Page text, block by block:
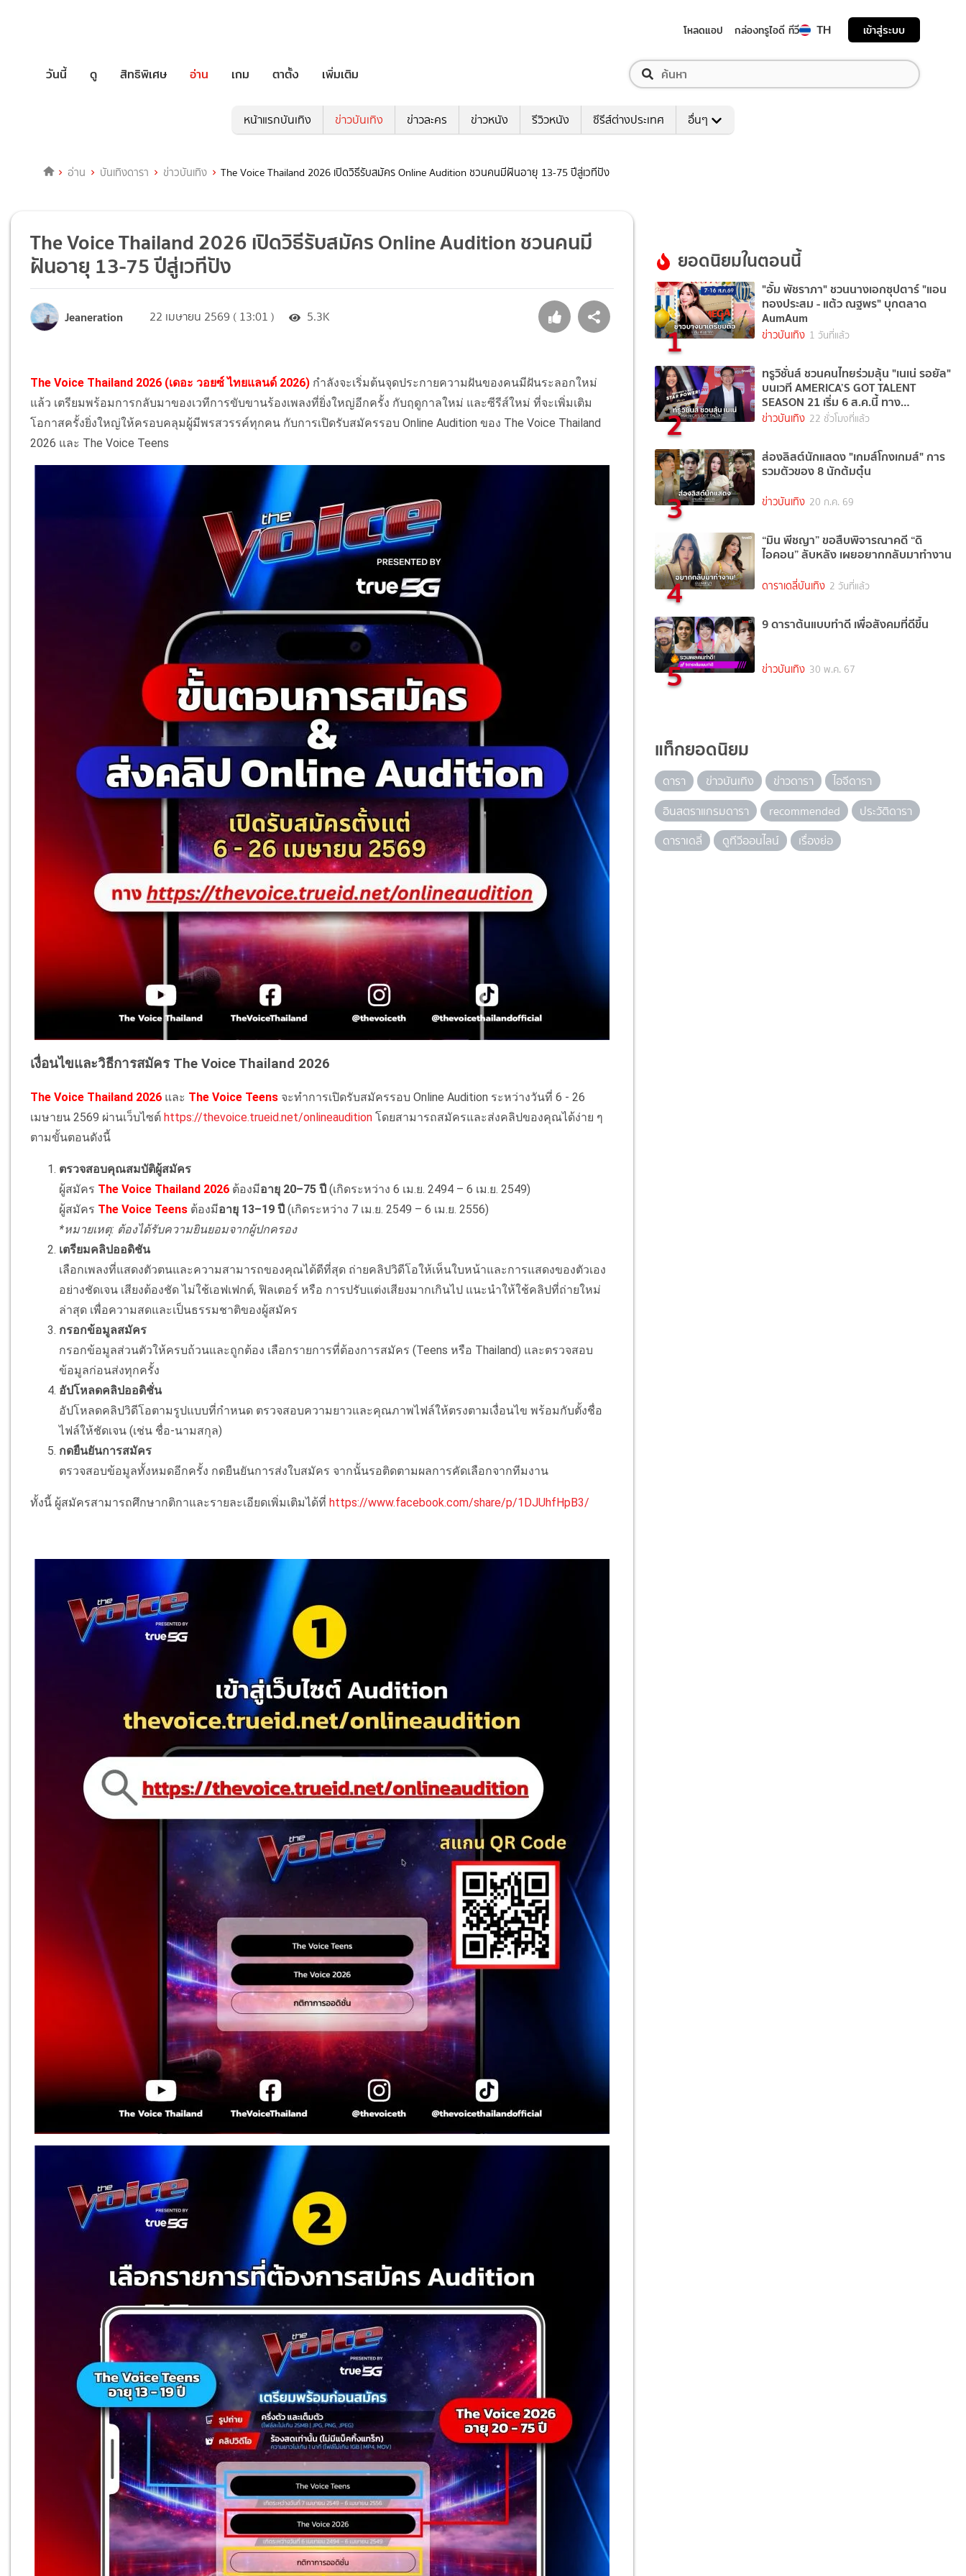
โหลดแอป กล่องทรูไอดี ทีวี TH เข้าสู่ระบบ
วันนี้ ดู สิทธิพิเศษ อ่าน เกม ตาตั้ง เพิ่มเติม
หน้าแรกบันเทิง ข่าวบันเทิง ข่าวละคร ข่าวหนัง รีวิวหนัง ซีรีส์ต่างประเทศ อื่นๆ
อ่าน บันเทิงดารา ข่าวบันเทิง The Voice Thailand 2026 เปิดวิธีรับสมัคร Online Audition ชวนคนมีฝันอายุ 13-75 ปีสู่เวทีปัง
The Voice Thailand 2026 เปิดวิธีรับสมัคร Online Audition ชวนคนมี
ฝันอายุ 13-75 ปีสู่เวทีปัง
Jeaneration 22 เมษายน 2569 ( 13:01 ) 5.3K
The Voice Thailand 2026 (เดอะ วอยซ์ ไทยแลนด์ 2026) กำลังจะเริ่มต้นจุดประกายความฝันของคนมีฝันระลอกใหม่
แล้ว เตรียมพร้อมการกลับมาของเวทีการขับขานร้องเพลงที่ยิ่งใหญ่อีกครั้ง กับฤดูกาลใหม่ และซีรีส์ใหม่ ที่จะเพิ่มเติม
โอกาสครั้งยิ่งใหญ่ให้ครอบคลุมผู้มีพรสวรรค์ทุกคน กับการเปิดรับสมัครรอบ Online Audition ของ The Voice Thailand
2026 และ The Voice Teens
เงื่อนไขและวิธีการสมัคร The Voice Thailand 2026
The Voice Thailand 2026 และ The Voice Teens จะทำการเปิดรับสมัครรอบ Online Audition ระหว่างวันที่ 6 - 26
เมษายน 2569 ผ่านเว็บไซต์https://thevoice.trueid.net/onlineaudition โดยสามารถสมัครและส่งคลิปของคุณได้ง่าย ๆ
ตามขั้นตอนดังนี้
ตรวจสอบคุณสมบัติผู้สมัคร
ผู้สมัคร The Voice Thailand 2026 ต้องมีอายุ 20–75 ปี (เกิดระหว่าง 6 เม.ย. 2494 – 6 เม.ย. 2549)
ผู้สมัคร The Voice Teens ต้องมีอายุ 13–19 ปี (เกิดระหว่าง 7 เม.ย. 2549 – 6 เม.ย. 2556)
*หมายเหตุ: ต้องได้รับความยินยอมจากผู้ปกครอง
เตรียมคลิปออดิชัน
เลือกเพลงที่แสดงตัวตนและความสามารถของคุณได้ดีที่สุด ถ่ายคลิปวิดีโอให้เห็นใบหน้าและการแสดงของตัวเอง
อย่างชัดเจน เสียงต้องชัด ไม่ใช้เอฟเฟกต์, ฟิลเตอร์ หรือ การปรับแต่งเสียงมากเกินไป แนะนำให้ใช้คลิปที่ถ่ายใหม่
ล่าสุด เพื่อความสดและเป็นธรรมชาติของผู้สมัคร
กรอกข้อมูลสมัคร
กรอกข้อมูลส่วนตัวให้ครบถ้วนและถูกต้อง เลือกรายการที่ต้องการสมัคร (Teens หรือ Thailand) และตรวจสอบ
ข้อมูลก่อนส่งทุกครั้ง
อัปโหลดคลิปออดิชั่น
อัปโหลดคลิปวิดีโอตามรูปแบบที่กำหนด ตรวจสอบความยาวและคุณภาพไฟล์ให้ตรงตามเงื่อนไข พร้อมกับตั้งชื่อ
ไฟล์ให้ชัดเจน (เช่น ชื่อ-นามสกุล)
กดยืนยันการสมัคร
ตรวจสอบข้อมูลทั้งหมดอีกครั้ง กดยืนยันการส่งใบสมัคร จากนั้นรอติดตามผลการคัดเลือกจากทีมงาน
ทั้งนี้ ผู้สมัครสามารถศึกษากติกาและรายละเอียดเพิ่มเติมได้ที่https://www.facebook.com/share/p/1DJUhfHpB3/
ยอดนิยมในตอนนี้
1
"อั้ม พัชราภา" ชวนนางเอกซุปตาร์ "แอน
ทองประสม - แต้ว ณฐพร" บุกตลาด
AumAum
ข่าวบันเทิง 1 วันที่แล้ว
2
ทรูวิชั่นส์ ชวนคนไทยร่วมลุ้น "เนเน่ รอยัล"
บนเวที AMERICA’S GOT TALENT
SEASON 21 เริ่ม 6 ส.ค.นี้ ทาง
TrueVisions NOW
ข่าวบันเทิง 22 ชั่วโมงที่แล้ว
3
ส่องลิสต์นักแสดง "เกมส์โกงเกมส์" การ
รวมตัวของ 8 นักต้มตุ๋น
ข่าวบันเทิง 20 ก.ค. 69
4
“มิน พีชญา” ขอสืบพิจารณาคดี “ดิ
ไอคอน” ลับหลัง เผยอยากกลับมาทำงาน
ดาราเดลี่บันเทิง 2 วันที่แล้ว
5
9 ดาราต้นแบบทำดี เพื่อสังคมที่ดีขึ้น
ข่าวบันเทิง 30 พ.ค. 67
แท็กยอดนิยม
ดารา ข่าวบันเทิง ข่าวดารา
ไอจีดารา
อินสตราแกรมดารา
recommended
ประวัติดารา
ดาราเดลี่
ดูทีวีออนไลน์ เรื่องย่อ